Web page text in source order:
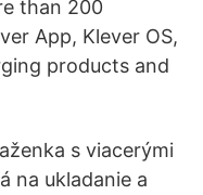
than 200
App, Klever OS,
products and
s viacerými
na ukladanie a